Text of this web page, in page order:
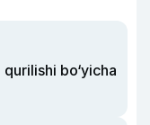
bo‘yicha